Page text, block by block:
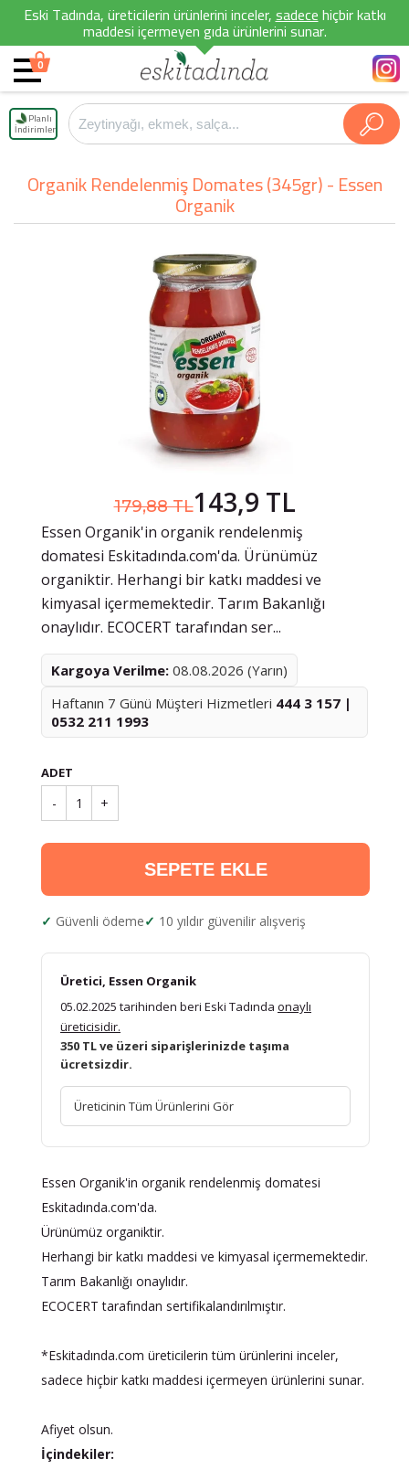
Eski Tadında, üreticilerin ürünlerini inceler,sadecehiçbir katkı
maddesi içermeyen gıda ürünlerini sunar.
0
Planlı
İndirimler
Organik Rendelenmiş Domates (345gr) - Essen
Organik
179,88 TL143,9 TL
Essen Organik'in organik rendelenmiş
domatesi Eskitadında.com'da. Ürünümüz
organiktir. Herhangi bir katkı maddesi ve
kimyasal içermemektedir. Tarım Bakanlığı
onaylıdır. ECOCERT tarafından ser...
Kargoya Verilme: 08.08.2026 (Yarın)
Haftanın 7 Günü Müşteri Hizmetleri 444 3 157 |
0532 211 1993
ADET
- 1 +
SEPETE EKLE
Güvenli ödeme 10 yıldır güvenilir alışveriş
Üretici, Essen Organik
05.02.2025 tarihinden beri Eski Tadında onaylı
üreticisidir.
350 TL ve üzeri siparişlerinizde taşıma
ücretsizdir.
Üreticinin Tüm Ürünlerini Gör
Essen Organik'in organik rendelenmiş domatesi
Eskitadında.com'da.
Ürünümüz organiktir.
Herhangi bir katkı maddesi ve kimyasal içermemektedir.
Tarım Bakanlığı onaylıdır.
ECOCERT tarafından sertifikalandırılmıştır.
*Eskitadında.com üreticilerin tüm ürünlerini inceler,
sadece hiçbir katkı maddesi içermeyen ürünlerini sunar.
Afiyet olsun.
İçindekiler: